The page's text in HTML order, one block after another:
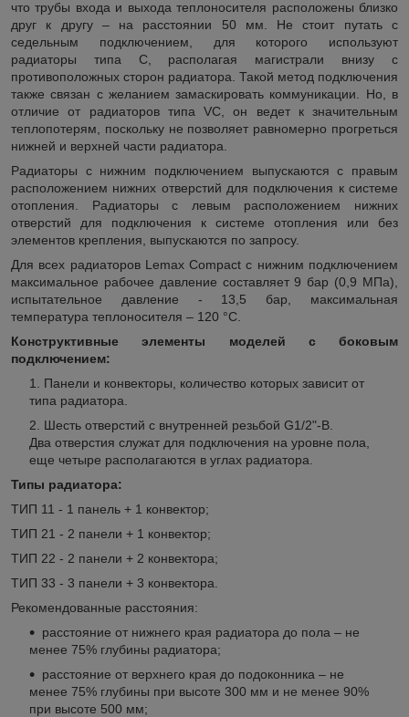
что трубы входа и выхода теплоносителя расположены близко
друг к другу – на расстоянии 50 мм. Не стоит путать с
седельным подключением, для которого используют
радиаторы типа C, располагая магистрали внизу с
противоположных сторон радиатора. Такой метод подключения
также связан с желанием замаскировать коммуникации. Но, в
отличие от радиаторов типа VC, он ведет к значительным
теплопотерям, поскольку не позволяет равномерно прогреться
нижней и верхней части радиатора.
Радиаторы с нижним подключением выпускаются с правым
расположением нижних отверстий для подключения к системе
отопления. Радиаторы с левым расположением нижних
отверстий для подключения к системе отопления или без
элементов крепления, выпускаются по запросу.
Для всех радиаторов Lemax Compact с нижним подключением
максимальное рабочее давление составляет 9 бар (0,9 МПа),
испытательное давление - 13,5 бар, максимальная
температура теплоносителя – 120 °С.
Конструктивные элементы моделей с боковым
подключением:
Панели и конвекторы, количество которых зависит от
типа радиатора.
Шесть отверстий с внутренней резьбой G1/2"-B.
Два отверстия служат для подключения на уровне пола,
еще четыре располагаются в углах радиатора.
Типы радиатора:
ТИП 11 - 1 панель + 1 конвектор;
ТИП 21 - 2 панели + 1 конвектор;
ТИП 22 - 2 панели + 2 конвектора;
ТИП 33 - 3 панели + 3 конвектора.
Рекомендованные расстояния:
расстояние от нижнего края радиатора до пола – не
менее 75% глубины радиатора;
расстояние от верхнего края до подоконника – не
менее 75% глубины при высоте 300 мм и не менее 90%
при высоте 500 мм;